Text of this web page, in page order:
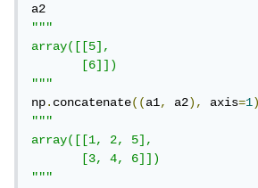
"""
array([[5],
"""
np.concatenate((a1, a2), axis=1)
"""
array([[1, 2, 5],
"""